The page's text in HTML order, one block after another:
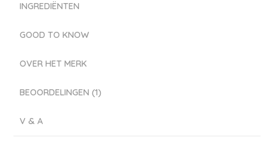
INGREDIËNTEN
GOOD TO KNOW
OVER HET MERK
BEOORDELINGEN (1)
V & A